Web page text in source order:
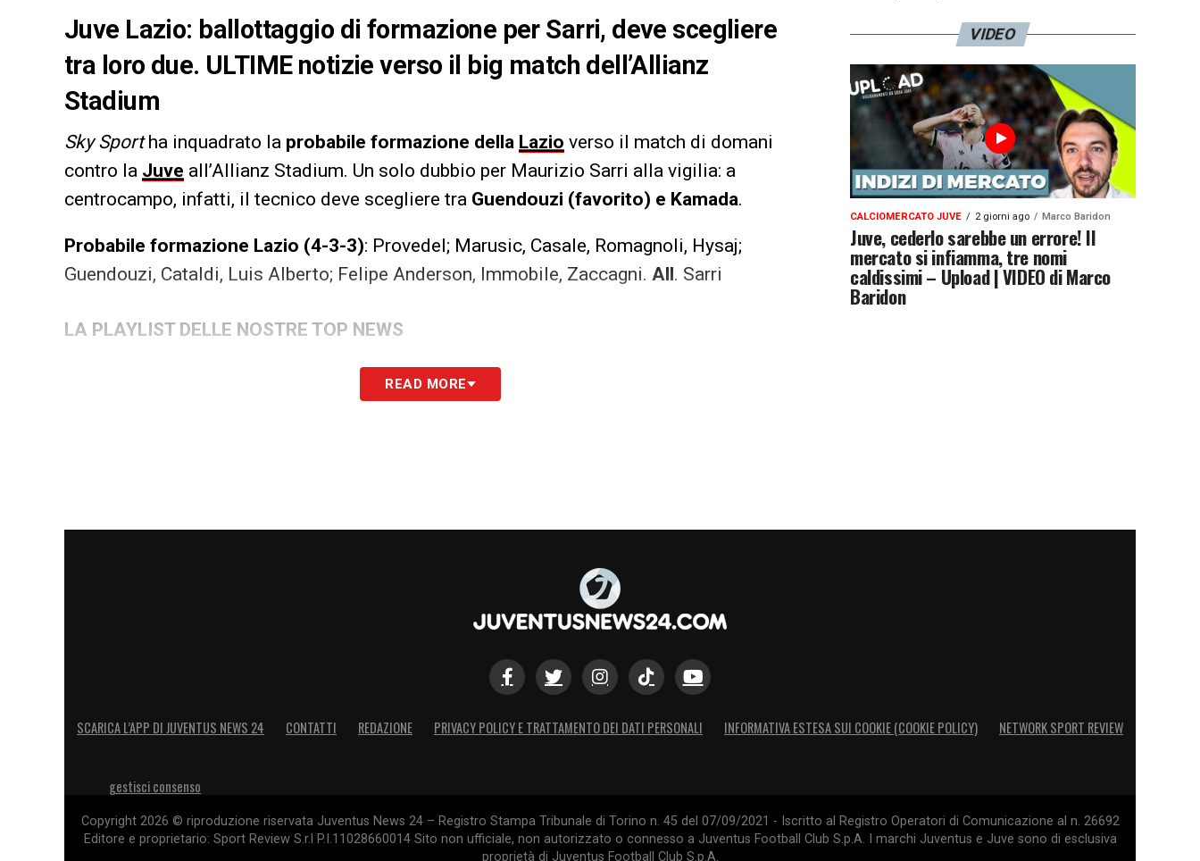
Juve Lazio: ballottaggio di formazione per Sarri, deve scegliere
tra loro due. ULTIME notizie verso il big match dell’Allianz
Stadium
Sky Sportha inquadrato la probabile formazione della Lazio verso il match di domani
contro la Juve all’Allianz Stadium. Un solo dubbio per Maurizio Sarri alla vigilia: a
centrocampo, infatti, il tecnico deve scegliere tra Guendouzi (favorito) e Kamada.
Probabile formazione Lazio (4-3-3): Provedel; Marusic, Casale, Romagnoli, Hysaj;
Guendouzi, Cataldi, Luis Alberto; Felipe Anderson, Immobile, Zaccagni. All. Sarri
LA PLAYLIST DELLE NOSTRE TOP NEWS
READ MORE
VIDEO
CALCIOMERCATO JUVE 2 giorni ago Marco Baridon
Juve, cederlo sarebbe un errore! Il
mercato si infiamma, tre nomi
caldissimi – Upload | VIDEO di Marco
Baridon
SCARICA L’APP DI JUVENTUS NEWS 24 CONTATTI REDAZIONE PRIVACY POLICY E TRATTAMENTO DEI DATI PERSONALI INFORMATIVA ESTESA SUI COOKIE (COOKIE POLICY) NETWORK SPORT REVIEW
gestisci consenso
Copyright 2026 © riproduzione riservata Juventus News 24 – Registro Stampa Tribunale di Torino n. 45 del 07/09/2021 - Iscritto al Registro Operatori di Comunicazione al n. 26692
Editore e proprietario: Sport Review S.r.l P.I.11028660014 Sito non ufficiale, non autorizzato o connesso a Juventus Football Club S.p.A. I marchi Juventus e Juve sono di esclusiva
proprietà di Juventus Football Club S.p.A.